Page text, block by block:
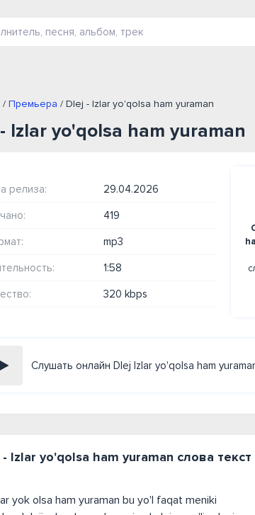
/ Премьера / Dlej - Izlar yo'qolsa ham yuraman
Izlar yo'qolsa ham yuraman
релиза: 29.04.2026
419
mp3
1:58
320 kbps
Слушать онлайн Dlej Izlar yo'qolsa ham
Izlar yo'qolsa ham yuraman слова
yok olsa ham yuraman bu yo'l faqat meniki